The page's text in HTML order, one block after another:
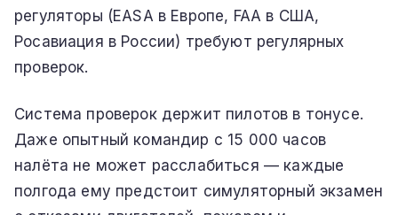
регуляторы (EASA в Европе, FAA в США,
Росавиация в России) требуют регулярных
проверок.
Система проверок держит пилотов в тонусе.
Даже опытный командир с 15 000 часов
налёта не может расслабиться — каждые
полгода ему предстоит симуляторный экзамен